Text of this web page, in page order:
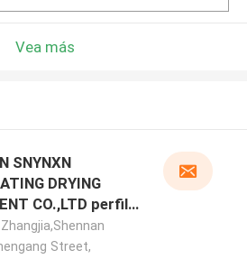
Vea más
SNYNXN
DRYING
CO.,LTD perfil
Street,